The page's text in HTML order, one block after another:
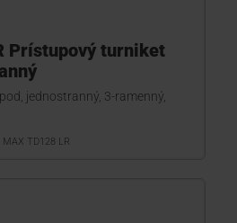
Prístupový turniket
jednostranný, 3-ramenný,
MAX TD128 LR